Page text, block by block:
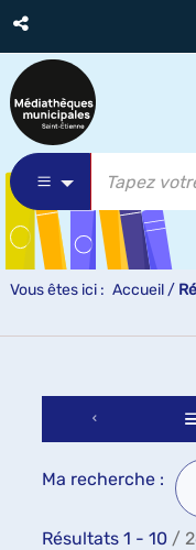
Vous êtes ici : Accueil /
Ma recherche :
Résultats 1 - 10 /